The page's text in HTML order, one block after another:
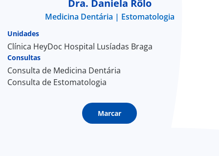
Dra. Daniela Rôlo
Medicina Dentária Estomatologia
Unidades
Clínica HeyDoc Hospital Lusíadas Braga
Consultas
Consulta de Medicina Dentária
Consulta de Estomatologia
Marcar